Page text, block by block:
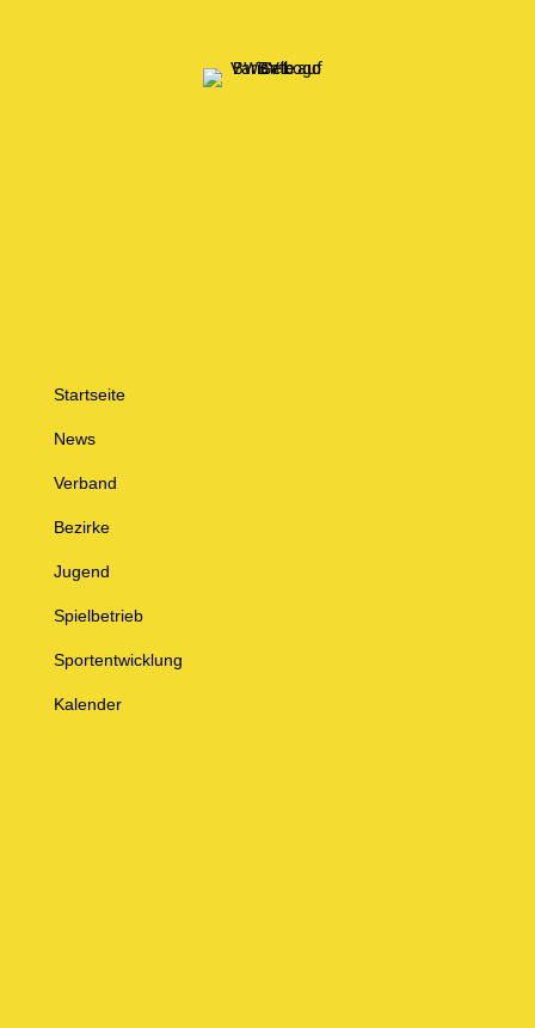
Startseite
News
Verband
Bezirke
Jugend
Spielbetrieb
Sportentwicklung
Kalender